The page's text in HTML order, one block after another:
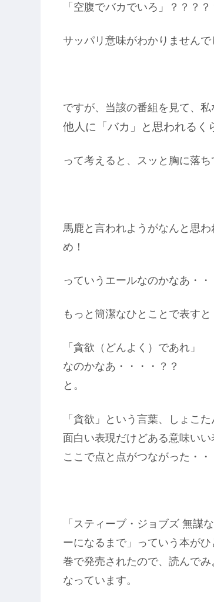
「空腹でバカでいろ」？？？？
サッパリ意味がわかりませんで
ですが、当該の番組を見て、私
他人に「バカ」と思われるく
って考えると、スッと胸に落ち
馬鹿と言われようがなんと思
め！
っていうエールなのかなあ・・
もっと簡潔なひとことで表すと
「貪欲（どんよく）であれ」
なのかなあ・・・・？？
と。
「貪欲」という言葉、しょこ
面白い表現だけどある意味い
ここで点と点がつながった・・
「スティーブ・ジョブズ 無謀
ーになるまで」っていう本が
巻で発売されたので、読んで
なっています。